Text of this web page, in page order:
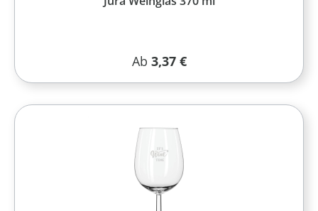
Regulärer Preis:
Ab 3,37 €